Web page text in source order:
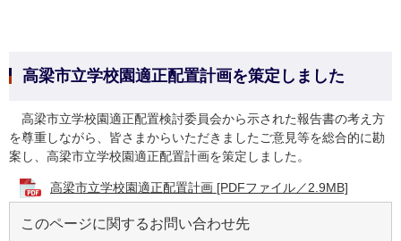
高梁市立学校園適正配置計画を策定しました
高梁市立学校園適正配置検討委員会から示された報告書の考え方
を尊重しながら、皆さまからいただきましたご意見等を総合的に勘
案し、高梁市立学校園適正配置計画を策定しました。
高梁市立学校園適正配置計画 [PDFファイル／2.9MB]
このページに関するお問い合わせ先